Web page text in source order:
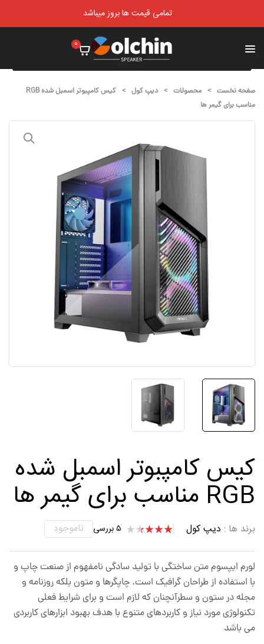
تمامی قیمت ها بروز میباشد
0
صفحه نخست > محصولات > دیپ کول >
کیس کامپبوتر اسمبل شده RGB
مناسب برای گیمر ها
کیس کامپبوتر اسمبل شده
RGB مناسب برای گیمر ها
برند ها : دیپ کول
ی۳.۴۰
امتیازده
مشتری
۵بررسی ناموجود
لورم ایپسوم متن ساختگی با تولید سادگی نامفهوم از صنعت چاپ و
با استفاده از طراحان گرافیک است. چاپگرها و متون بلکه روزنامه و
مجله در ستون و سطرآنچنان که لازم است و برای شرایط فعلی
تکنولوژی مورد نیاز و کاربردهای متنوع با هدف بهبود ابزارهای کاربردی
می باشد